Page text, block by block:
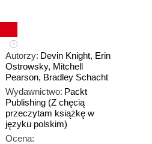
Autorzy: Devin Knight, Erin
Ostrowsky, Mitchell
Pearson, Bradley Schacht
Wydawnictwo: Packt
Publishing (Z chęcią
przeczytam książkę w
języku polskim)
Ocena: